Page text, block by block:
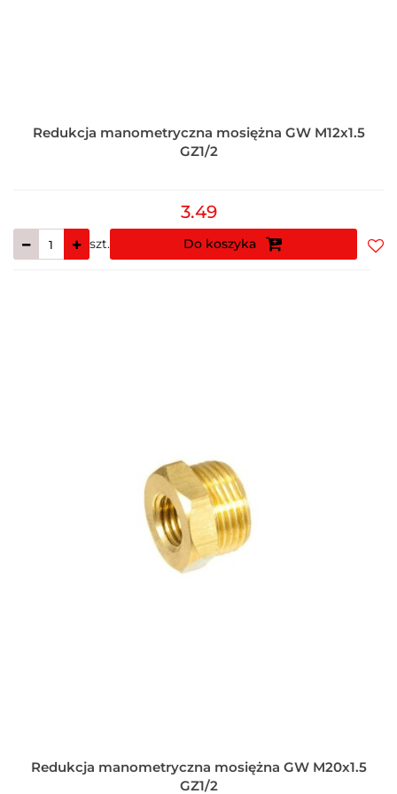
Redukcja manometryczna mosiężna GW M12x1.5
GZ1/2
3.49
szt. Do koszyka
Redukcja manometryczna mosiężna GW M20x1.5
GZ1/2